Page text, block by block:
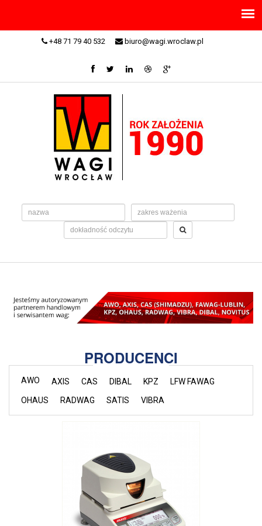
+48 71 79 40 532 biuro@wagi.wroclaw.pl
PRODUCENCI
AWO AXIS CAS DIBAL KPZ
LFW FAWAG
OHAUS
RADWAG SATIS VIBRA